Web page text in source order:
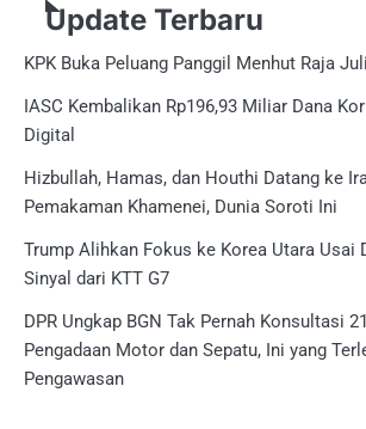
Update Terbaru
KPK Buka Peluang Panggil Menhut Raja
IASC Kembalikan Rp196,93 Miliar Dana
Digital
Hizbullah, Hamas, dan Houthi Datang ke
Pemakaman Khamenei, Dunia Soroti Ini
Trump Alihkan Fokus ke Korea Utara Usai
Sinyal dari KTT G7
DPR Ungkap BGN Tak Pernah Konsultasi
Pengadaan Motor dan Sepatu, Ini yang
Pengawasan